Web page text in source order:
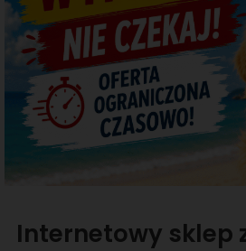
Internetowy sklep